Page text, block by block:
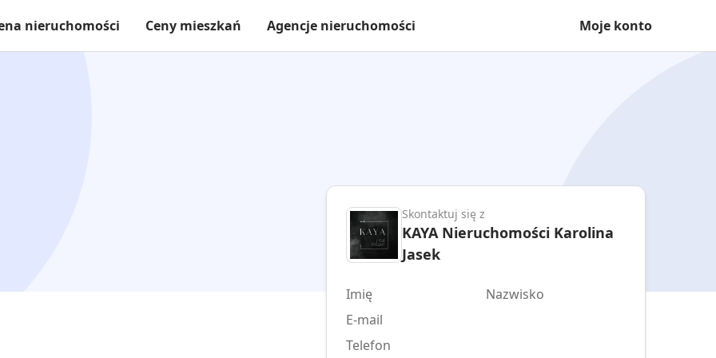
nieruchomości Ceny mieszkań Agencje nieruchomości Moje konto
Skontaktuj się z
KAYA Nieruchomości Karolina
Jasek